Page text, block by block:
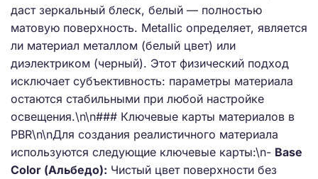
даст зеркальный блеск, белый — полностью
матовую поверхность. Metallic определяет, является
ли материал металлом (белый цвет) или
диэлектриком (черный). Этот физический подход
исключает субъективность: параметры материала
остаются стабильными при любой настройке
освещения.\n\n### Ключевые карты материалов в
PBR\n\nДля создания реалистичного материала
используются следующие ключевые карты:\n- Base
Color (Альбедо): Чистый цвет поверхности без